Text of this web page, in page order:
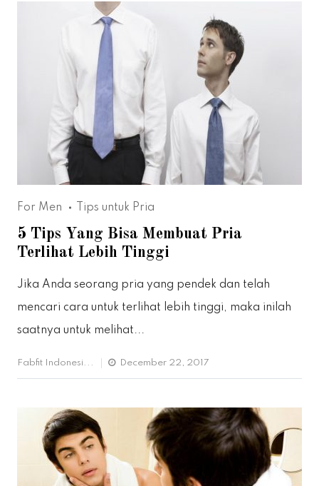
For Men Tips untuk Pria
5 Tips Yang Bisa Membuat Pria
Terlihat Lebih Tinggi
Jika Anda seorang pria yang pendek dan telah
mencari cara untuk terlihat lebih tinggi, maka inilah
saatnya untuk melihat...
Fabfit Indonesi... December 22, 2017